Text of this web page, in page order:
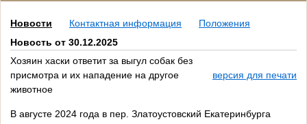
Новости Контактная информация
Положения
Новость от 30.12.2025
Хозяин хаски ответит за выгул собак без
присмотра и их нападение на другое
животное
версия для печати
В августе 2024 года в пер. Златоустовский Екатеринбурга